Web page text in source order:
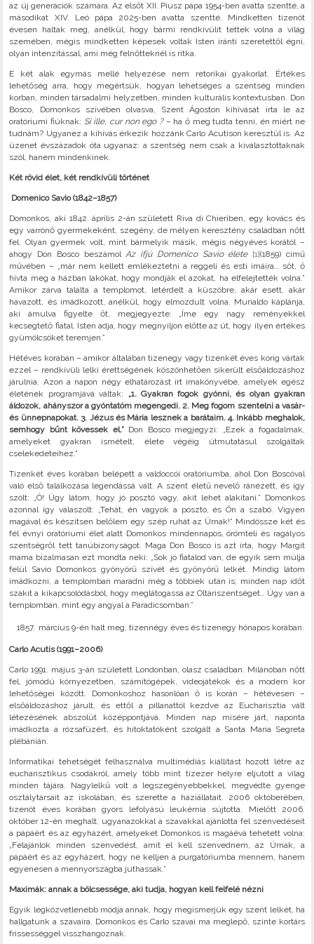
az új generációk számára. Az elsőt XII. Piusz pápa 1954-ben avatta szentté, a
másodikat XIV. Leó pápa 2025-ben avatta szentté. Mindketten tizenöt
évesen haltak meg, anélkül, hogy bármi rendkívülit tettek volna a világ
szemében, mégis mindketten képesek voltak Isten iránti szeretettől égni,
olyan intenzitással, ami még felnőtteknél is ritka.
E két alak egymás mellé helyezése nem retorikai gyakorlat. Értékes
lehetőség arra, hogy megértsük, hogyan lehetséges a szentség minden
korban, minden társadalmi helyzetben, minden kulturális kontextusban. Don
Bosco, Domonkos szívében olvasva, Szent Ágoston kihívását írta le az
oratóriumi fiúknak: Si ille, cur non ego ?– ha ő meg tudta tenni, én miért ne
tudnám? Ugyanez a kihívás érkezik hozzánk Carlo Acutison keresztül is. Az
üzenet évszázadok óta ugyanaz: a szentség nem csak a kiválasztottaknak
szól, hanem mindenkinek.
Két rövid élet, két rendkívüli történet
Domenico Savio (1842–1857)
Domonkos, aki 1842. április 2-án született Riva di Chieriben, egy kovács és
egy varrónő gyermekeként, szegény, de mélyen keresztény családban nőtt
fel. Olyan gyermek volt, mint bármelyik másik, mégis négyéves korától –
ahogy Don Bosco beszámolAz ifjú Domenico Savio élete [1](1859) című
művében – „már nem kellett emlékeztetni a reggeli és esti imáira… sőt, ő
hívta meg a házban lakókat, hogy mondják el azokat, ha elfelejtették volna.”
Amikor zárva találta a templomot, letérdelt a küszöbre, akár esett, akár
havazott, és imádkozott, anélkül, hogy elmozdult volna. Murialdo káplánja,
aki ámulva figyelte őt, megjegyezte: „Íme egy nagy reményekkel
kecsegtető fiatal. Isten adja, hogy megnyíljon előtte az út, hogy ilyen értékes
gyümölcsöket teremjen.”
Hétéves korában – amikor általában tizenegy vagy tizenkét éves korig vártak
ezzel – rendkívüli lelki érettségének köszönhetően sikerült elsőáldozáshoz
járulnia. Azon a napon négy elhatározást írt imakönyvébe, amelyek egész
életének programjává váltak:
„1. Gyakran fogok gyónni, és olyan gyakran
áldozok, ahányszor a gyóntatóm megengedi. 2. Meg fogom szentelni a vasár-
és ünnepnapokat. 3. Jézus és Mária lesznek a barátaim. 4. Inkább meghalok,
semhogy bűnt kövessek el.”Don Bosco megjegyzi: „Ezek a fogadalmak,
amelyeket gyakran ismételt, élete végéig útmutatásul szolgáltak
cselekedeteihez.”
Tizenkét éves korában belépett a valdoccói oratóriumba, ahol Don Boscóval
való első találkozása legendássá vált. A szent életű nevelő ránézett, és így
szólt: „Ó! Úgy látom, hogy jó posztó vagy, akit lehet alakítani.” Domonkos
azonnal így válaszolt: „Tehát, én vagyok a posztó, és Ön a szabó. Vigyen
magával és készítsen belőlem egy szép ruhát az Úrnak!” Mindössze két és
fél évnyi oratóriumi élet alatt Domonkos mindennapos, örömteli és ragályos
szentségről tett tanúbizonyságot. Maga Don Bosco is azt írta, hogy Margit
mama bizalmasan ezt mondta neki: „Sok jó fiatalod van, de egyik sem múlja
felül Savio Domonkos gyönyörű szívét és gyönyörű lelkét. Mindig látom
imádkozni, a templomban maradni még a többiek után is; minden nap időt
szakít a kikapcsolódásból, hogy meglátogassa az Oltáriszentséget… Úgy van a
templomban, mint egy angyal a Paradicsomban.”
március 9-én halt meg, tizennégy éves és tizenegy hónapos korában.
Carlo Acutis (1991–2006)
Carlo 1991. május 3-án született Londonban, olasz családban. Milánóban nőtt
fel, jómódú környezetben, számítógépek, videojátékok és a modern kor
lehetőségei között. Domonkoshoz hasonlóan ő is korán – hétévesen –
elsőáldozáshoz járult, és ettől a pillanattól kezdve az Eucharisztia vált
létezésének abszolút középpontjává. Minden nap misére járt, naponta
imádkozta a rózsafüzért, és hitoktatóként szolgált a Santa Maria Segreta
plébánián.
Informatikai tehetségét felhasználva multimédiás kiállítást hozott létre az
eucharisztikus csodákról, amely több mint tízezer helyre eljutott a világ
minden tájára. Nagylelkű volt a legszegényebbekkel, megvédte gyenge
osztálytársait az iskolában, és szerette a háziállatait. 2006 októberében,
tizenöt éves korában gyors lefolyású leukémia sújtotta. Mielőtt 2006.
október 12-én meghalt, ugyanazokkal a szavakkal ajánlotta fel szenvedéseit
a pápáért és az egyházért, amelyeket Domonkos is magáévá tehetett volna:
„Felajánlok minden szenvedést, amit el kell szenvednem, az Úrnak, a
pápáért és az egyházért, hogy ne kelljen a purgatóriumba mennem, hanem
egyenesen a mennyországba juthassak.”
Maximák: annak a bölcsessége, aki tudja, hogyan kell felfelé nézni
Egyik legközvetlenebb módja annak, hogy megismerjük egy szent lelkét, ha
hallgatunk a szavaira. Domonkos és Carlo szavai ma meglepő, szinte kortárs
frissességgel visszhangoznak.